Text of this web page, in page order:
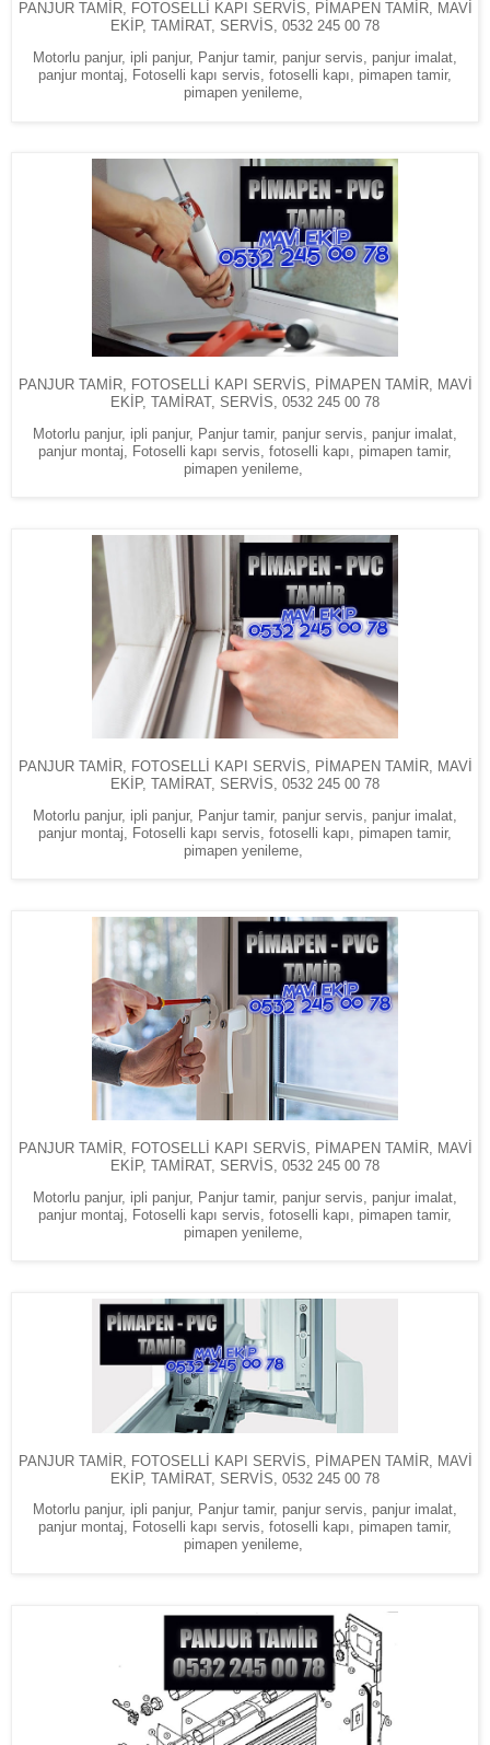
PANJUR TAMİR, FOTOSELLİ KAPI SERVİS, PİMAPEN TAMİR, MAVİ
EKİP, TAMİRAT, SERVİS, 0532 245 00 78
Motorlu panjur, ipli panjur, Panjur tamir, panjur servis, panjur imalat,
panjur montaj, Fotoselli kapı servis, fotoselli kapı, pimapen tamir,
pimapen yenileme,
PANJUR TAMİR, FOTOSELLİ KAPI SERVİS, PİMAPEN TAMİR, MAVİ
EKİP, TAMİRAT, SERVİS, 0532 245 00 78
Motorlu panjur, ipli panjur, Panjur tamir, panjur servis, panjur imalat,
panjur montaj, Fotoselli kapı servis, fotoselli kapı, pimapen tamir,
pimapen yenileme,
PANJUR TAMİR, FOTOSELLİ KAPI SERVİS, PİMAPEN TAMİR, MAVİ
EKİP, TAMİRAT, SERVİS, 0532 245 00 78
Motorlu panjur, ipli panjur, Panjur tamir, panjur servis, panjur imalat,
panjur montaj, Fotoselli kapı servis, fotoselli kapı, pimapen tamir,
pimapen yenileme,
PANJUR TAMİR, FOTOSELLİ KAPI SERVİS, PİMAPEN TAMİR, MAVİ
EKİP, TAMİRAT, SERVİS, 0532 245 00 78
Motorlu panjur, ipli panjur, Panjur tamir, panjur servis, panjur imalat,
panjur montaj, Fotoselli kapı servis, fotoselli kapı, pimapen tamir,
pimapen yenileme,
PANJUR TAMİR, FOTOSELLİ KAPI SERVİS, PİMAPEN TAMİR, MAVİ
EKİP, TAMİRAT, SERVİS, 0532 245 00 78
Motorlu panjur, ipli panjur, Panjur tamir, panjur servis, panjur imalat,
panjur montaj, Fotoselli kapı servis, fotoselli kapı, pimapen tamir,
pimapen yenileme,